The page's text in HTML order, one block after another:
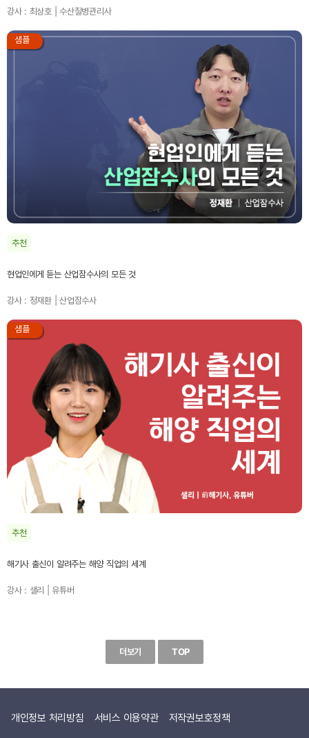
강사 : 최상호 | 수산질병관리사
샘플
추천
현업인에게 듣는 산업잠수사의 모든 것
강사 : 정재환 | 산업잠수사
샘플
추천
해기사 출신이 알려주는 해양 직업의 세계
강사 : 샐리 | 유튜버
더보기 TOP
개인정보 처리방침 서비스 이용약관
저작권보호정책